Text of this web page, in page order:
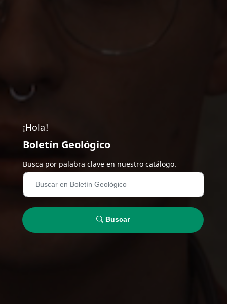
¡Hola!
Boletín Geológico
Busca por palabra clave en nuestro catálogo.
Buscar